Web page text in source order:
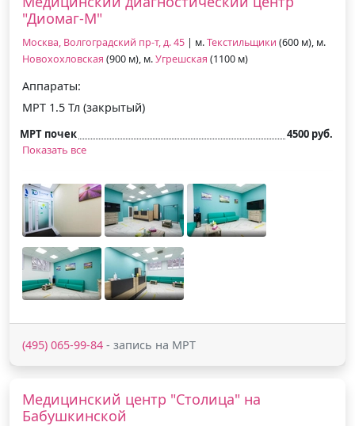
"Диомаг-М"
Москва, Волгоградский пр-т, д. 45 | м.Текстильщики (600 м), м.
Новохохловская (900 м), м.Угрешская (1100 м)
Аппараты:
МРТ 1.5 Тл (закрытый)
МРТ почек
4500 руб.
Показать все
(495) 065-99-84 - запись на МРТ
Медицинский центр "Столица" на
Бабушкинской